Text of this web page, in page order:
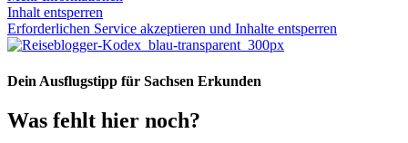
Inhalt entsperren
Erforderlichen Service akzeptieren und Inhalte entsperren
Dein Ausflugstipp für Sachsen Erkunden
Was fehlt hier noch?